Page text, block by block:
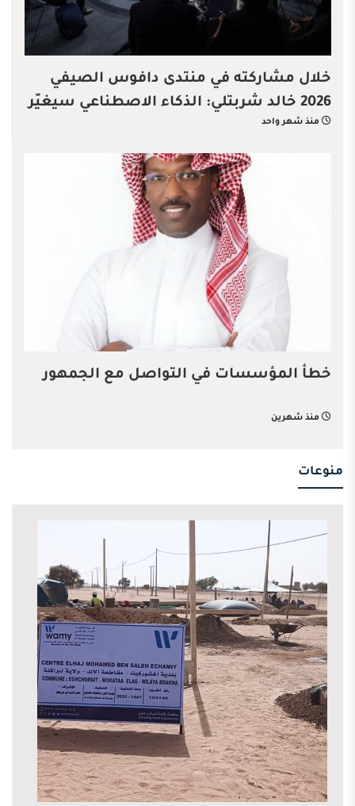
خلال مشاركته في منتدى دافوس الصيفي
2026 خالد شربتلي: الذكاء الاصطناعي سيغيّر
قواعد الاقتصاد العالمي
منذ شهر واحد
خطأ المؤسسات في التواصل مع الجمهور
منذ شهرين
منوعات